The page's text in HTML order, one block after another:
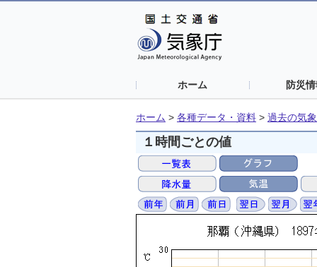
ホーム 防災
ホーム > 各種データ・資料 > 過去の気
１時間ごとの値